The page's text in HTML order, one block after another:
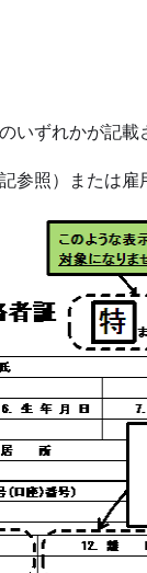
ずれかが記載
照）または雇